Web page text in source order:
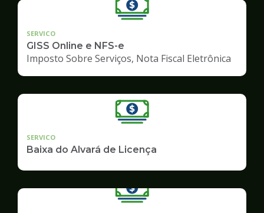
SERVICO
GISS Online e NFS-e
Imposto Sobre Serviços, Nota Fiscal Eletrônica
SERVICO
Baixa do Alvará de Licença